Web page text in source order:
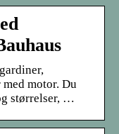
motor. Du
størrelser, …